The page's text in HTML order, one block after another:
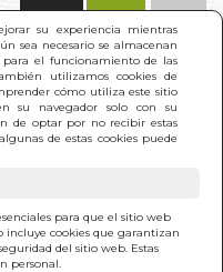
su experiencia mientras
sea necesario se almacenan
para el funcionamiento de las
utilizamos cookies de
cómo utiliza este sitio
su navegador solo con su
de optar por no recibir estas
de estas cookies puede
para que el sitio web
incluye cookies que garantizan
del sitio web. Estas
personal.
LA